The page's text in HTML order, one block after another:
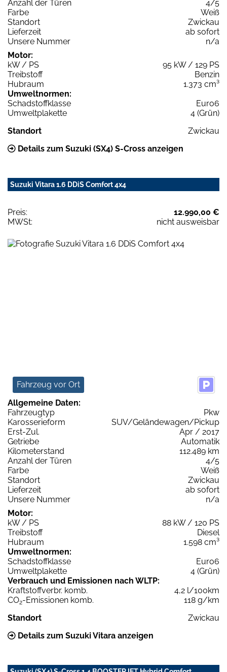
Anzahl der Türen
4/5
Farbe
Weiß
Standort
Zwickau
Lieferzeit
ab sofort
Unsere Nummer
n/a
Motor:
kW / PS
95 kW / 129 PS
Treibstoff
Benzin
Hubraum
1.373 cm³
Umweltnormen:
Schadstoffklasse
Euro6
Umweltplakette
4 (Grün)
Standort
Zwickau
Details zum Suzuki (SX4) S-Cross anzeigen
Suzuki Vitara 1.6 DDiS Comfort 4x4
Preis:
12.990,00 €
MWSt:
nicht ausweisbar
Fahrzeug vor Ort
Allgemeine Daten:
Fahrzeugtyp
Pkw
Karosserieform
SUV/Geländewagen/Pickup
Erst-Zul.
Apr / 2017
Getriebe
Automatik
Kilometerstand
112.489 km
Anzahl der Türen
4/5
Farbe
Weiß
Standort
Zwickau
Lieferzeit
ab sofort
Unsere Nummer
n/a
Motor:
kW / PS
88 kW / 120 PS
Treibstoff
Diesel
Hubraum
1.598 cm³
Umweltnormen:
Schadstoffklasse
Euro6
Umweltplakette
4 (Grün)
Verbrauch und Emissionen nach WLTP:
Kraftstoffverbr. komb.
4,2 l/100km
CO2-Emissionen komb.
118 g/km
Standort
Zwickau
Details zum Suzuki Vitara anzeigen